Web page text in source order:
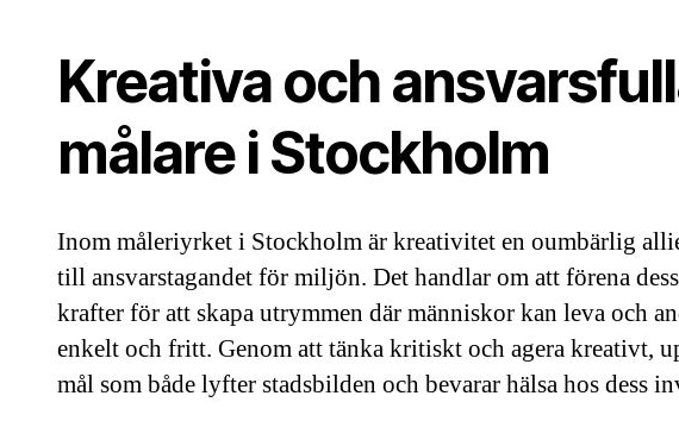
Kreativa och
målare i Stockholm
Inom måleriyrket i Stockholm är kreativitet en oumbärlig
till ansvarstagandet för miljön. Det handlar om att förena
krafter för att skapa utrymmen där människor kan leva och
enkelt och fritt. Genom att tänka kritiskt och agera kreativt,
mål som både lyfter stadsbilden och bevarar hälsa hos dess